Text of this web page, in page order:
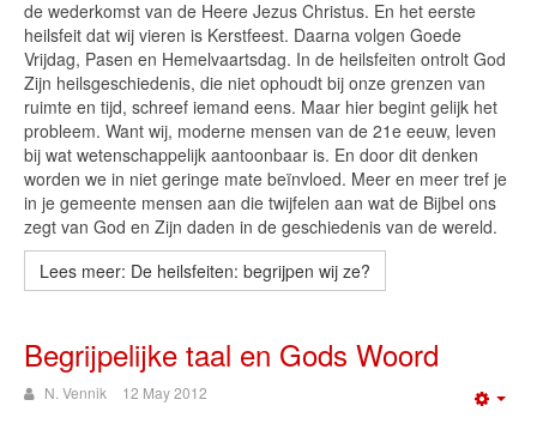
de wederkomst van de Heere Jezus Christus. En het eerste
heilsfeit dat wij vieren is Kerstfeest. Daarna volgen Goede
Vrijdag, Pasen en Hemelvaartsdag. In de heilsfeiten ontrolt God
Zijn heilsgeschiedenis, die niet ophoudt bij onze grenzen van
ruimte en tijd, schreef iemand eens. Maar hier begint gelijk het
probleem. Want wij, moderne mensen van de 21e eeuw, leven
bij wat wetenschappelijk aantoonbaar is. En door dit denken
worden we in niet geringe mate beïnvloed. Meer en meer tref je
in je gemeente mensen aan die twijfelen aan wat de Bijbel ons
zegt van God en Zijn daden in de geschiedenis van de wereld.
Lees meer: De heilsfeiten: begrijpen wij ze?
Begrijpelijke taal en Gods Woord
N. Vennik 12 May 2012